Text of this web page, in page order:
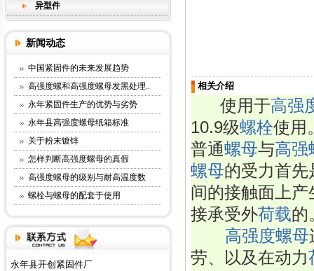
异型件
新闻动态
中国紧固件的未来发展趋势
高强度螺和高强度螺母发黑处理..
永年紧固件生产的优势与劣势
永年县高强度螺母纸箱标准
关于粉末镀锌
怎样判断高强度螺母的真假
高强度螺母的级别与耐高温度数
螺栓与螺母的配套于使用
永年县开创紧固件厂
相关介绍
      使用于
高强
10.9级螺栓使用
普通螺母与高强
螺母的受力首
间的接触面上产
接承受外荷载的
高强度螺母
劳、以及在动力